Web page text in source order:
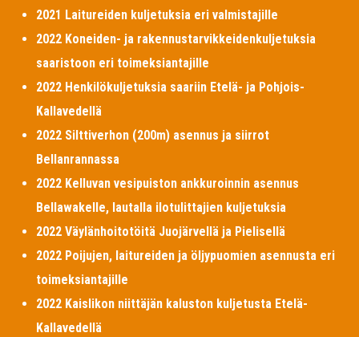
2021 Laitureiden kuljetuksia eri valmistajille
2022 Koneiden- ja rakennustarvikkeidenkuljetuksia
saaristoon eri toimeksiantajille
2022 Henkilökuljetuksia saariin Etelä- ja Pohjois-
Kallavedellä
2022 Silttiverhon (200m) asennus ja siirrot
Bellanrannassa
2022 Kelluvan vesipuiston ankkuroinnin asennus
Bellawakelle, lautalla ilotulittajien kuljetuksia
2022 Väylänhoitotöitä Juojärvellä ja Pielisellä
2022 Poijujen, laitureiden ja öljypuomien asennusta eri
toimeksiantajille
2022 Kaislikon niittäjän kaluston kuljetusta Etelä-
Kallavedellä